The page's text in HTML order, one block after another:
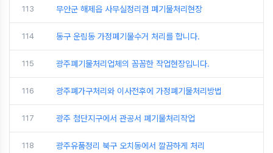
113 무안군 해제읍 사무실정리겸 폐기물처리현장
114 동구 운림동 가정폐기물수거 처리를 합니다.
115 광주폐기물처리업체의 꼼꼼한 작업현장입니다.
116 광주폐가구처리와 이사전후에 가정폐기물처리방법
117 광주 첨단지구에서 관공서 폐기물처리작업
118 광주유품정리 북구 오치동에서 깔끔하게 처리